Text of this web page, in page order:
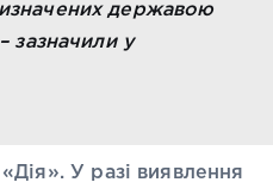
державою
зазначили у
У разі виявлення